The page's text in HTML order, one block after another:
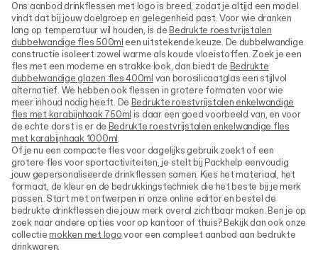
Ons aanbod drinkflessen met logo is breed, zodat je altijd een model
vindt dat bij jouw doelgroep en gelegenheid past. Voor wie dranken
lang op temperatuur wil houden, is deBedrukte roestvrijstalen
dubbelwandige fles 500ml een uitstekende keuze. De dubbelwandige
constructie isoleert zowel warme als koude vloeistoffen. Zoek je een
fles met een moderne en strakke look, dan biedt de Bedrukte
dubbelwandige glazen fles 400ml van borosilicaatglas een stijlvol
alternatief. We hebben ook flessen in grotere formaten voor wie
meer inhoud nodig heeft. De Bedrukte roestvrijstalen enkelwandige
fles met karabijnhaak 750ml is daar een goed voorbeeld van, en voor
de echte dorst is er de Bedrukte roestvrijstalen enkelwandige fles
met karabijnhaak 1000ml.
Of je nu een compacte fles voor dagelijks gebruik zoekt of een
grotere fles voor sportactiviteiten, je stelt bij Packhelp eenvoudig
jouw gepersonaliseerde drinkflessen samen. Kies het materiaal, het
formaat, de kleur en de bedrukkingstechniek die het beste bij je merk
passen. Start met ontwerpen in onze online editor en bestel de
bedrukte drinkflessen die jouw merk overal zichtbaar maken. Ben je op
zoek naar andere opties voor op kantoor of thuis? Bekijk dan ook onze
collectiemokken met logovoor een compleet aanbod aan bedrukte
drinkwaren.